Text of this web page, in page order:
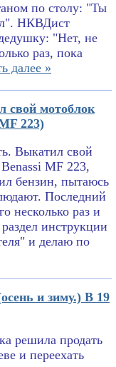
по столу: "Ты
НКВДист
"Нет, не
раз, пока
далее »
свой мотоблок
223)
Выкатил свой
MF 223,
бензин, пытаюсь
Последний
несколько раз и
инструкции
и делаю по
и зиму.) В 19
решила продать
и переехать